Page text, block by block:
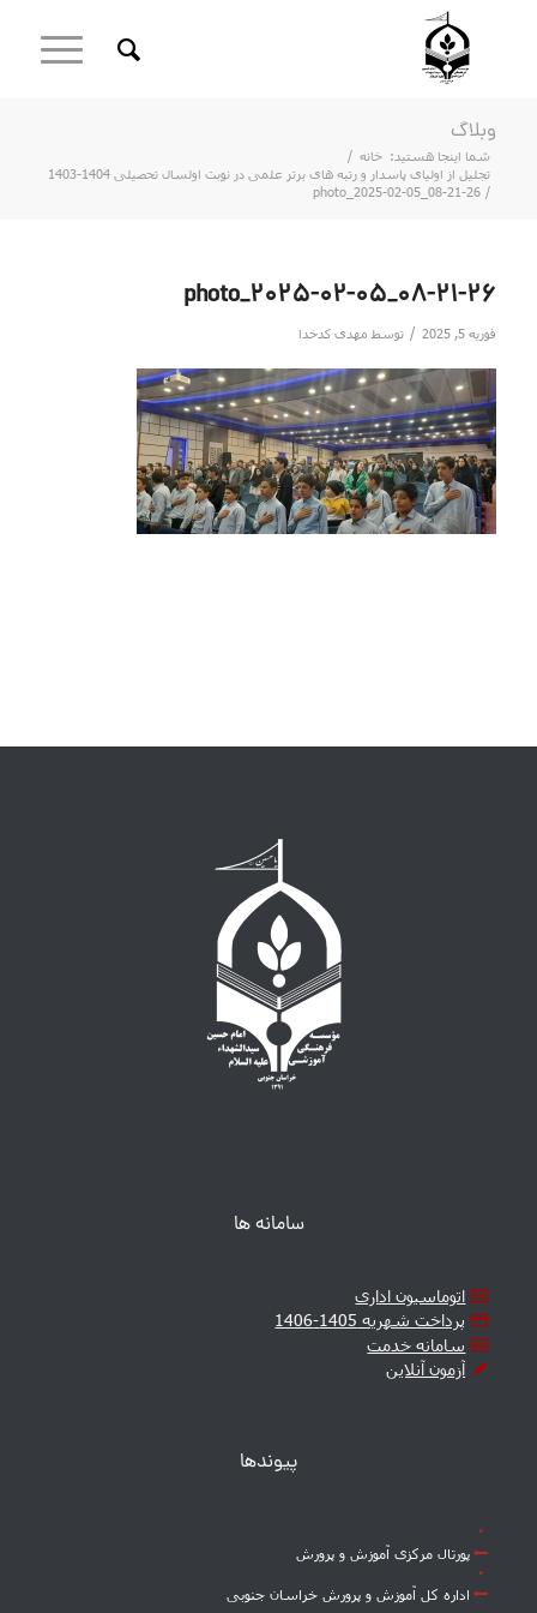
وبلاگ
شما اینجا هستید: خانه /
تجلیل از اولیای پاسدار و رتبه های برتر علمی در نوبت اولسال تحصیلی 1404-1403
/
photo_2025-02-05_08-21-26
photo_2025-02-05_08-21-26
فوریه 5, 2025 / توسط مهدی کدخدا
سامانه ها
اتوماسیون اداری
پرداخت شهریه 1405-1406
سامانه خدمت
آزمون آنلاین
پیوندها
پورتال مرکزی آموزش و پرورش
اداره کل آموزش و پرورش خراسان جنوبی